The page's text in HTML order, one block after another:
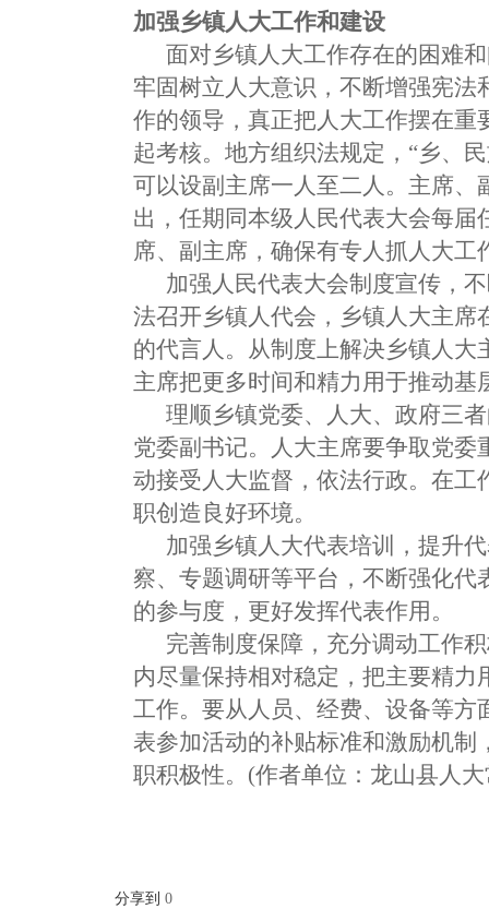
加强乡镇人大工作和建设
面对乡镇人大工作存在的困难和
牢固树立人大意识，不断增强宪
作的领导，真正把人大工作摆在
起考核。地方组织法规定，“乡、
可以设副主席一人至二人。主席
出，任期同本级人民代表大会每届
席、副主席，确保有专人抓人大工
加强人民代表大会制度宣传，不
法召开乡镇人代会，乡镇人大主
的代言人。从制度上解决乡镇人
主席把更多时间和精力用于推动基
理顺乡镇党委、人大、政府三者
党委副书记。人大主席要争取党
动接受人大监督，依法行政。在
职创造良好环境。
加强乡镇人大代表培训，提升代
察、专题调研等平台，不断强化
的参与度，更好发挥代表作用。
完善制度保障，充分调动工作积
内尽量保持相对稳定，把主要精
工作。要从人员、经费、设备等
表参加活动的补贴标准和激励机
职积极性。(作者单位：龙山县人
分享到 0